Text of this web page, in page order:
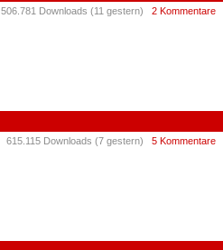
506.781 Downloads (11 gestern) 2 Kommentare
615.115 Downloads (7 gestern) 5 Kommentare